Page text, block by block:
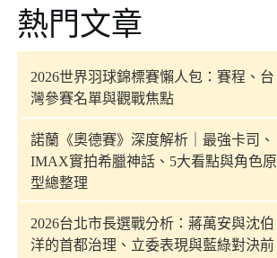
合
條
件
果
熱門文章
2026世界羽球錦標賽懶人包：賽程、台
灣參賽名單與觀戰焦點
諾蘭《奧德賽》深度解析｜最強卡司、
IMAX實拍希臘神話、5大看點與角色原
型總整理
2026台北市長選戰分析：蔣萬安與沈伯
洋的首都治理、立委表現與藍綠對決前